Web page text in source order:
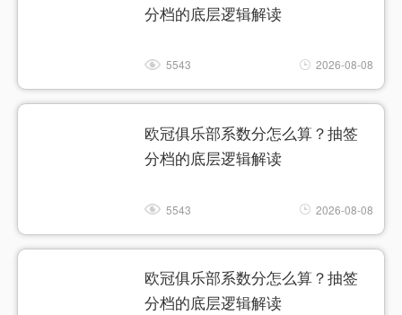
分档的底层逻辑解读
5543 2026-08-08
欧冠俱乐部系数分怎么算？抽签
分档的底层逻辑解读
5543 2026-08-08
欧冠俱乐部系数分怎么算？抽签
分档的底层逻辑解读